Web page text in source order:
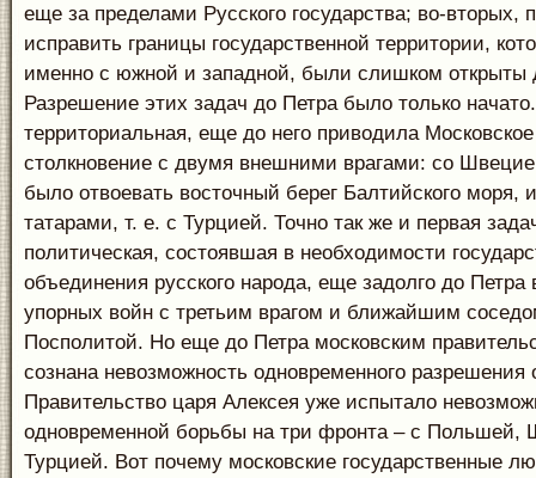
еще за пределами Русского государства; во-вторых,
исправить границы государственной территории,
именно с южной и западной, были слишком открыты
Разрешение этих задач до Петра было только
территориальная, еще до него приводила Московское
столкновение с двумя внешними врагами: со
было отвоевать восточный берег Балтийского моря,
татарами, т. е. с Турцией. Точно так же и первая
политическая, состоявшая в необходимости
объединения русского народа, еще задолго до Петра
упорных войн с третьим врагом и ближайшим
Посполитой. Но еще до Петра московским
сознана невозможность одновременного разрешения
Правительство царя Алексея уже испытало
одновременной борьбы на три фронта – с Польшей,
Турцией. Вот почему московские государственные